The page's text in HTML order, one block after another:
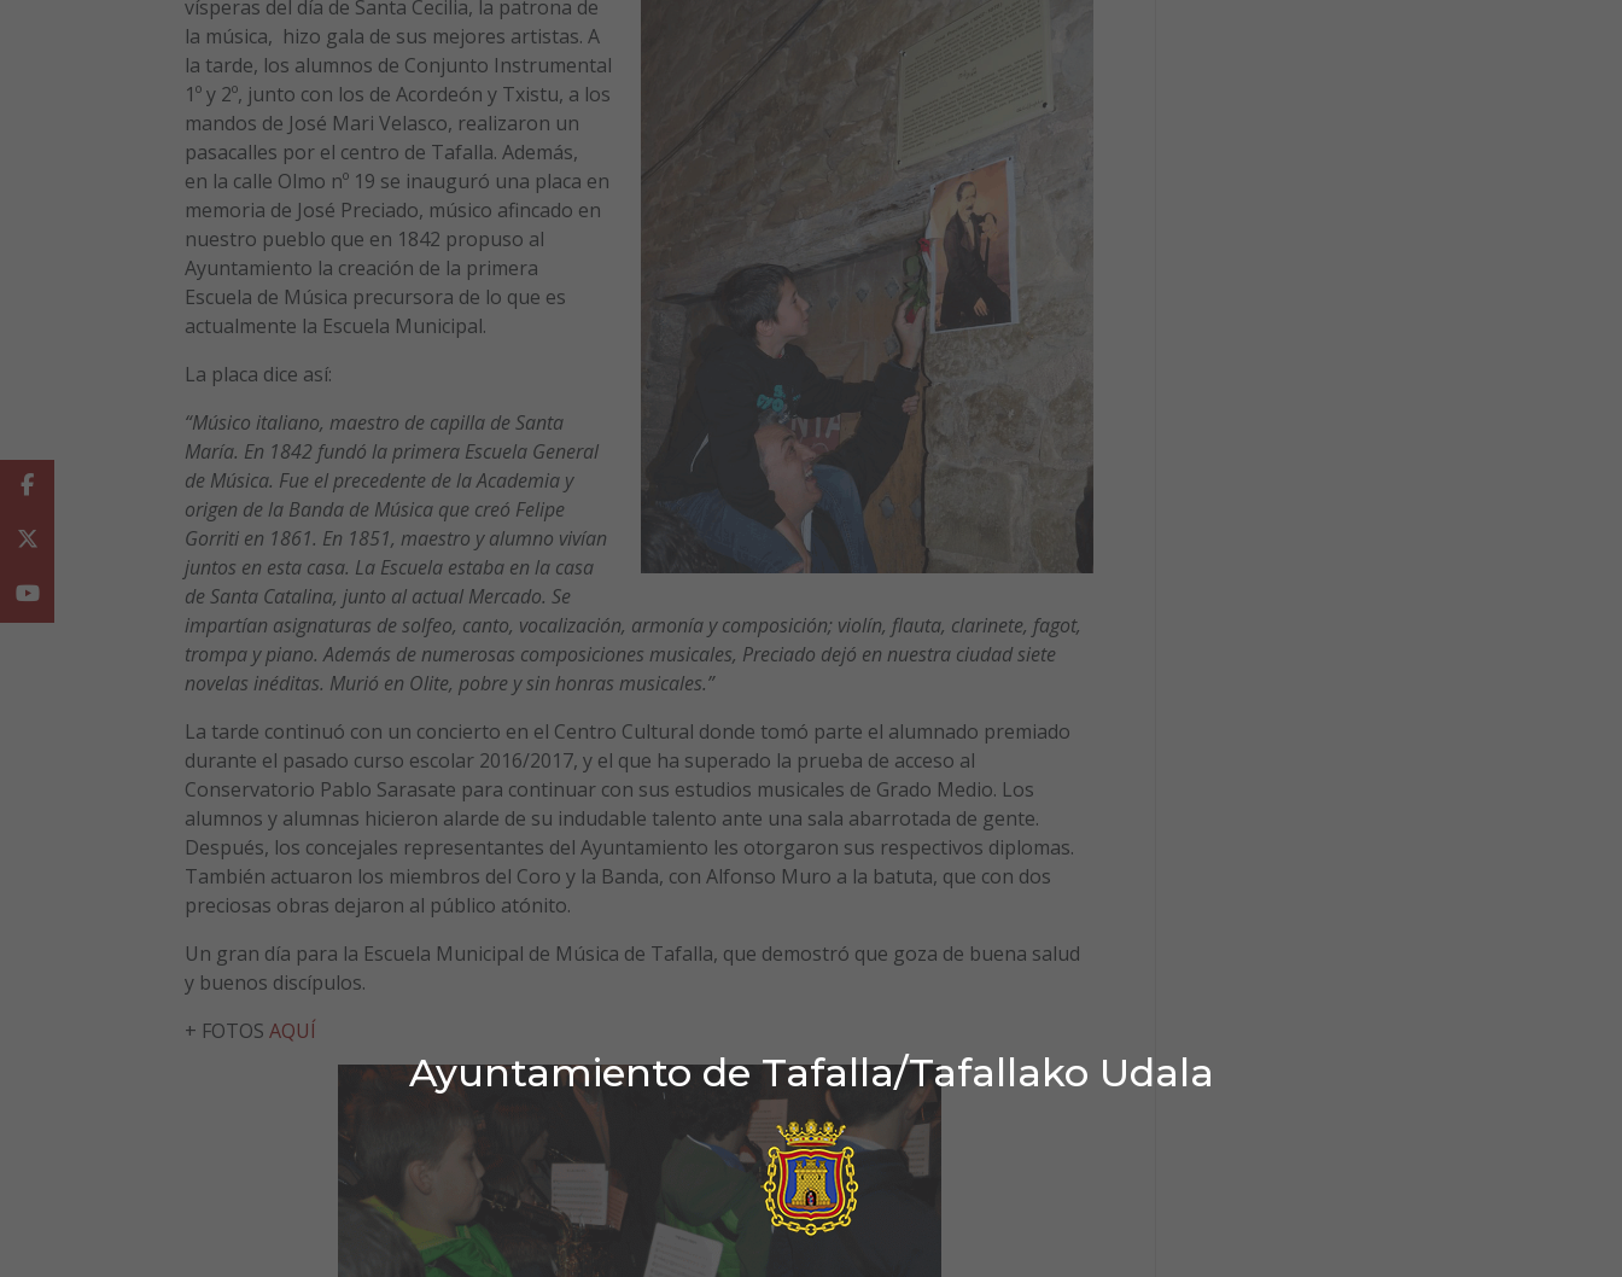
Ayuntamiento de Tafalla/Tafallako Udala
vísperas del día de Santa Cecilia, la patrona de
la música, hizo gala de sus mejores artistas. A
la tarde, los alumnos de Conjunto Instrumental
1º y 2º, junto con los de Acordeón y Txistu, a los
mandos de José Mari Velasco, realizaron un
pasacalles por el centro de Tafalla. Además,
en la calle Olmo nº 19 se inauguró una placa en
memoria de José Preciado, músico afincado en
nuestro pueblo que en 1842 propuso al
Ayuntamiento la creación de la primera
Escuela de Música precursora de lo que es
actualmente la Escuela Municipal.
La placa dice así:
“Músico italiano, maestro de capilla de Santa
María. En 1842 fundó la primera Escuela General
de Música. Fue el precedente de la Academia y
origen de la Banda de Música que creó Felipe
Gorriti en 1861. En 1851, maestro y alumno vivían
juntos en esta casa. La Escuela estaba en la casa
de Santa Catalina, junto al actual Mercado. Se
impartían asignaturas de solfeo, canto, vocalización, armonía y composición; violín, flauta, clarinete, fagot,
trompa y piano. Además de numerosas composiciones musicales, Preciado dejó en nuestra ciudad siete
novelas inéditas. Murió en Olite, pobre y sin honras musicales.”
La tarde continuó con un concierto en el Centro Cultural donde tomó parte el alumnado premiado
durante el pasado curso escolar 2016/2017, y el que ha superado la prueba de acceso al
Conservatorio Pablo Sarasate para continuar con sus estudios musicales de Grado Medio. Los
alumnos y alumnas hicieron alarde de su indudable talento ante una sala abarrotada de gente.
Después, los concejales representantes del Ayuntamiento les otorgaron sus respectivos diplomas.
También actuaron los miembros del Coro y la Banda, con Alfonso Muro a la batuta, que con dos
preciosas obras dejaron al público atónito.
Un gran día para la Escuela Municipal de Música de Tafalla, que demostró que goza de buena salud
y buenos discípulos.
+ FOTOS AQUÍ
Facebook
Youtube